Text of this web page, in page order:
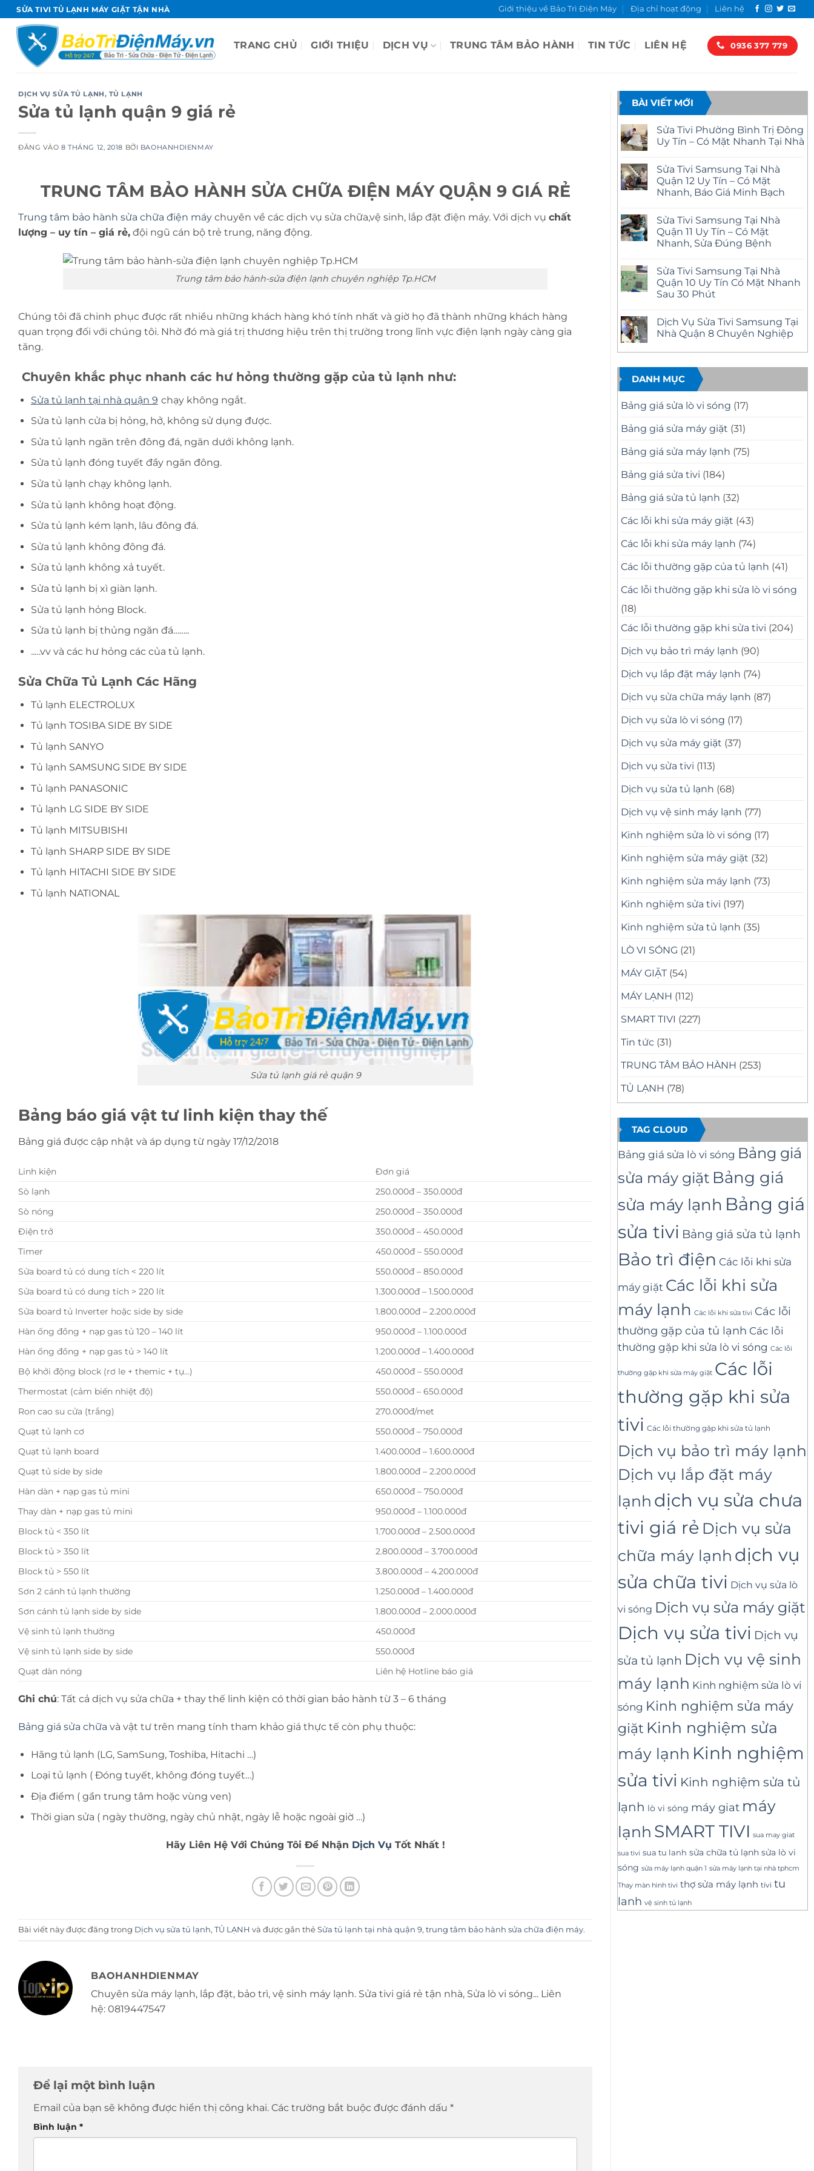
qua
dung
SỬA TIVI TỦ LẠNH MÁY GIẶT TẬN NHÀ Giới thiệu về Bảo Trì Điện Máy Địa chỉ hoạt động Liên hệ
TRANG CHỦ GIỚI THIỆU DỊCH VỤ TRUNG TÂM BẢO HÀNH TIN TỨC LIÊN HỆ 0936 377 779
DỊCH VỤ SỬA TỦ LẠNH, TỦ LẠNH
Sửa tủ lạnh quận 9 giá rẻ
ĐĂNG VÀO8 THÁNG 12, 2018 BỞI BAOHANHDIENMAY
TRUNG TÂM BẢO HÀNH SỬA CHỮA ĐIỆN MÁY QUẬN 9 GIÁ RẺ
Trung tâm bảo hành sửa chữa điện máy chuyên về các dịch vụ sửa chữa,vệ sinh, lắp đặt điện máy. Với dịch vụ chất
lượng – uy tín – giá rẻ, đội ngũ cán bộ trẻ trung, năng động.
Trung tâm bảo hành-sửa điện lạnh chuyên nghiệp Tp.HCM
Chúng tôi đã chinh phục được rất nhiều những khách hàng khó tính nhất và giờ họ đã thành những khách hàng
quan trọng đối với chúng tôi. Nhờ đó mà giá trị thương hiệu trên thị trường trong lĩnh vực điện lạnh ngày càng gia
tăng.
Chuyên khắc phục nhanh các hư hỏng thường gặp của tủ lạnh như:
Sửa tủ lạnh tại nhà quận 9 chạy không ngắt.
Sửa tủ lạnh cửa bị hỏng, hở, không sử dụng được.
Sửa tủ lạnh ngăn trên đông đá, ngăn dưới không lạnh.
Sửa tủ lạnh đóng tuyết đầy ngăn đông.
Sửa tủ lạnh chạy không lạnh.
Sửa tủ lạnh không hoạt động.
Sửa tủ lạnh kém lạnh, lâu đông đá.
Sửa tủ lạnh không đông đá.
Sửa tủ lạnh không xả tuyết.
Sửa tủ lạnh bị xì giàn lạnh.
Sửa tủ lạnh hỏng Block.
Sửa tủ lạnh bị thủng ngăn đá……..
..…vv và các hư hỏng các của tủ lạnh.
Sửa Chữa Tủ Lạnh Các Hãng
Tủ lạnh ELECTROLUX
Tủ lạnh TOSIBA SIDE BY SIDE
Tủ lạnh SANYO
Tủ lạnh SAMSUNG SIDE BY SIDE
Tủ lạnh PANASONIC
Tủ lạnh LG SIDE BY SIDE
Tủ lạnh MITSUBISHI
Tủ lạnh SHARP SIDE BY SIDE
Tủ lạnh HITACHI SIDE BY SIDE
Tủ lạnh NATIONAL
Sửa tủ lạnh giá rẻ quận 9
Bảng báo giá vật tư linh kiện thay thế
Bảng giá được cập nhật và áp dụng từ ngày 17/12/2018
Linh kiện
Đơn giá
Sò lạnh
250.000đ – 350.000đ
Sò nóng
250.000đ – 350.000đ
Điện trở
350.000đ – 450.000đ
Timer
450.000đ – 550.000đ
Sửa board tủ có dung tích < 220 lít
550.000đ – 850.000đ
Sửa board tủ có dung tích > 220 lít
1.300.000đ – 1.500.000đ
Sửa board tủ Inverter hoặc side by side
1.800.000đ – 2.200.000đ
Hàn ống đồng + nạp gas tủ 120 – 140 lít
950.000đ – 1.100.000đ
Hàn ống đồng + nạp gas tủ > 140 lít
1.200.000đ – 1.400.000đ
Bộ khởi động block (rơ le + themic + tụ…)
450.000đ – 550.000đ
Thermostat (cảm biến nhiệt độ)
550.000đ – 650.000đ
Ron cao su cửa (trắng)
270.000đ/met
Quạt tủ lạnh cơ
550.000đ – 750.000đ
Quạt tủ lạnh board
1.400.000đ – 1.600.000đ
Quạt tủ side by side
1.800.000đ – 2.200.000đ
Hàn dàn + nạp gas tủ mini
650.000đ – 750.000đ
Thay dàn + nạp gas tủ mini
950.000đ – 1.100.000đ
Block tủ < 350 lít
1.700.000đ – 2.500.000đ
Block tủ > 350 lít
2.800.000đ – 3.700.000đ
Block tủ > 550 lít
3.800.000đ – 4.200.000đ
Sơn 2 cánh tủ lạnh thường
1.250.000đ – 1.400.000đ
Sơn cánh tủ lạnh side by side
1.800.000đ – 2.000.000đ
Vệ sinh tủ lạnh thường
450.000đ
Vệ sinh tủ lạnh side by side
550.000đ
Quạt dàn nóng
Liên hệ Hotline báo giá
Ghi chú: Tất cả dịch vụ sửa chữa + thay thế linh kiện có thời gian bảo hành từ 3 – 6 tháng
Bảng giá sửa chữa và vật tư trên mang tính tham khảo giá thực tế còn phụ thuộc:
Hãng tủ lạnh (LG, SamSung, Toshiba, Hitachi …)
Loại tủ lạnh ( Đóng tuyết, không đóng tuyết…)
Địa điểm ( gần trung tâm hoặc vùng ven)
Thời gian sửa ( ngày thường, ngày chủ nhật, ngày lễ hoặc ngoài giờ …)
Hãy Liên Hệ Với Chúng Tôi Để Nhận Dịch Vụ Tốt Nhất !
Bài viết này được đăng trong Dịch vụ sửa tủ lạnh, TỦ LẠNH và được gắn thẻ Sửa tủ lạnh tại nhà quận 9, trung tâm bảo hành sửa chữa điện máy.
BAOHANHDIENMAY
Chuyên sửa máy lạnh, lắp đặt, bảo trì, vệ sinh máy lạnh. Sửa tivi giá rẻ tận nhà, Sửa lò vi sóng... Liên
hệ: 0819447547
Để lại một bình luận
Email của bạn sẽ không được hiển thị công khai. Các trường bắt buộc được đánh dấu *
Bình luận *
BÀI VIẾT MỚI
Sửa Tivi Phường Bình Trị Đông
Uy Tín – Có Mặt Nhanh Tại Nhà
bình
luận
ở
Sửa
Bình
Trị
Đông
Uy
Tín
Mặt
Nhanh
Tại
Nhà
Sửa Tivi Samsung Tại Nhà
Quận 12 Uy Tín – Có Mặt
Nhanh, Báo Giá Minh Bạch
bình
luận
ở
Sửa
Tại
Nhà
Quận
12
Uy
Có
Mặt
Nhanh,
Giá
Bạch
Sửa Tivi Samsung Tại Nhà
Quận 11 Uy Tín – Có Mặt
Nhanh, Sửa Đúng Bệnh
bình
luận
ở
Sửa
Tại
Nhà
Quận
–
Mặt
Đúng
Sửa Tivi Samsung Tại Nhà
Quận 10 Uy Tín Có Mặt Nhanh
Sau 30 Phút
bình
luận
ở
Tivi
Tại
Nhà
Quận
10
Uy
Tín
Mặt
Nhanh
30
Phút
Dịch Vụ Sửa Tivi Samsung Tại
Nhà Quận 8 Chuyên Nghiệp
có
luận
ở
Dịch
Vụ
Sửa
Tivi
Tại
Nhà
8
Chuyên
DANH MỤC
Bảng giá sửa lò vi sóng (17)
Bảng giá sửa máy giặt (31)
Bảng giá sửa máy lạnh (75)
Bảng giá sửa tivi (184)
Bảng giá sửa tủ lạnh (32)
Các lỗi khi sửa máy giặt (43)
Các lỗi khi sửa máy lạnh (74)
Các lỗi thường gặp của tủ lạnh (41)
Các lỗi thường gặp khi sửa lò vi sóng
(18)
Các lỗi thường gặp khi sửa tivi (204)
Dịch vụ bảo trì máy lạnh (90)
Dịch vụ lắp đặt máy lạnh (74)
Dịch vụ sửa chữa máy lạnh (87)
Dịch vụ sửa lò vi sóng (17)
Dịch vụ sửa máy giặt (37)
Dịch vụ sửa tivi (113)
Dịch vụ sửa tủ lạnh (68)
Dịch vụ vệ sinh máy lạnh (77)
Kinh nghiệm sửa lò vi sóng (17)
Kinh nghiệm sửa máy giặt (32)
Kinh nghiệm sửa máy lạnh (73)
Kinh nghiệm sửa tivi (197)
Kinh nghiệm sửa tủ lạnh (35)
LÒ VI SÓNG (21)
MÁY GIẶT (54)
MÁY LẠNH (112)
SMART TIVI (227)
Tin tức (31)
TRUNG TÂM BẢO HÀNH (253)
TỦ LẠNH (78)
TAG CLOUD
Bảng giá sửa lò vi sóng Bảng giá
sửa máy giặt Bảng giá
sửa máy lạnh Bảng giá
sửa tivi Bảng giá sửa tủ lạnh
Bảo trì điện Các lỗi khi sửa
máy giặt Các lỗi khi sửa
máy lạnh Các lỗi khi sửa tivi Các lỗi
thường gặp của tủ lạnh Các lỗi
thường gặp khi sửa lò vi sóng Các lỗi
thường gặp khi sửa máy giặt Các lỗi
thường gặp khi sửa
tivi Các lỗi thường gặp khi sửa tủ lạnh
Dịch vụ bảo trì máy lạnh
Dịch vụ lắp đặt máy
lạnh dịch vụ sửa chưa
tivi giá rẻ Dịch vụ sửa
chữa máy lạnh dịch vụ
sửa chữa tivi Dịch vụ sửa lò
vi sóng Dịch vụ sửa máy giặt
Dịch vụ sửa tivi Dịch vụ
sửa tủ lạnh Dịch vụ vệ sinh
máy lạnh Kinh nghiệm sửa lò vi
sóng Kinh nghiệm sửa máy
giặt Kinh nghiệm sửa
máy lạnh Kinh nghiệm
sửa tivi Kinh nghiệm sửa tủ
lạnh lò vi sóng máy giat máy
lạnh SMART TIVI sua may giat
sua tivi sua tu lanh sửa chữa tủ lạnh sửa lò vi
sóng sửa máy lạnh quận 1 sửa máy lạnh tại nhà tphcm
Thay màn hình tivi thợ sửa máy lạnh tivi tu
lanh vệ sinh tủ lạnh